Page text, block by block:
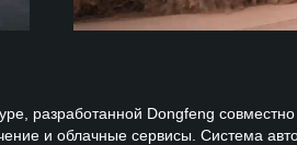
разработанной Dongfeng
и облачные сервисы. Система